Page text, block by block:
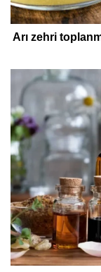
Arı zehri